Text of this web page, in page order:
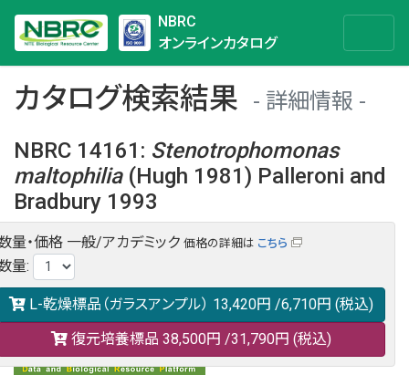
NBRC
オンラインカタログ
カタログ検索結果
詳細情報
NBRC 14161 : Stenotrophomonas
maltophilia(Hugh 1981) Palleroni and
Bradbury 1993
NBRC 14161の情報や関連データは以下のバナー(DBRP)か
らご覧ください。
日本語での検索も可能です。
量・価格 一般/アカデミック 価格の詳細は こちら
量:
L-乾燥標品（ガラスアンプル） 13,420円 /6,710円 (税込)
復元培養標品 38,500円 /31,790円 (税込)